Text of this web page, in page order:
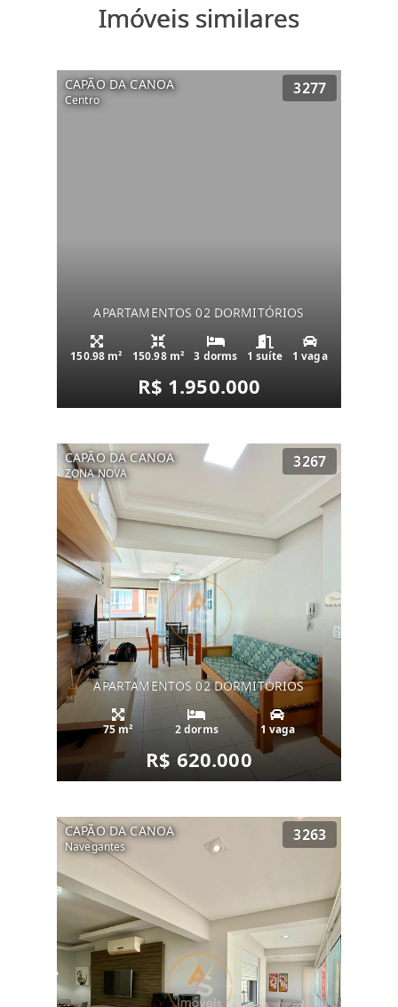
Imóveis similares
CAPÃO DA CANOA
Centro
3277
APARTAMENTOS 02 DORMITÓRIOS
150.98 m² 150.98 m² 3 dorms 1 suíte 1 vaga
R$ 1.950.000
CAPÃO DA CANOA
ZONA NOVA
3267
APARTAMENTOS 02 DORMITÓRIOS
75 m² 2 dorms 1 vaga
R$ 620.000
CAPÃO DA CANOA
Navegantes
3263